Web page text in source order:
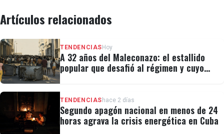
Artículos relacionados
TENDENCIASHoy
A 32 años del Maleconazo: el estallido
popular que desafió al régimen y cuyo
TENDENCIAS hace 2 días
Segundo apagón nacional en menos de 24
horas agrava la crisis energética en Cuba